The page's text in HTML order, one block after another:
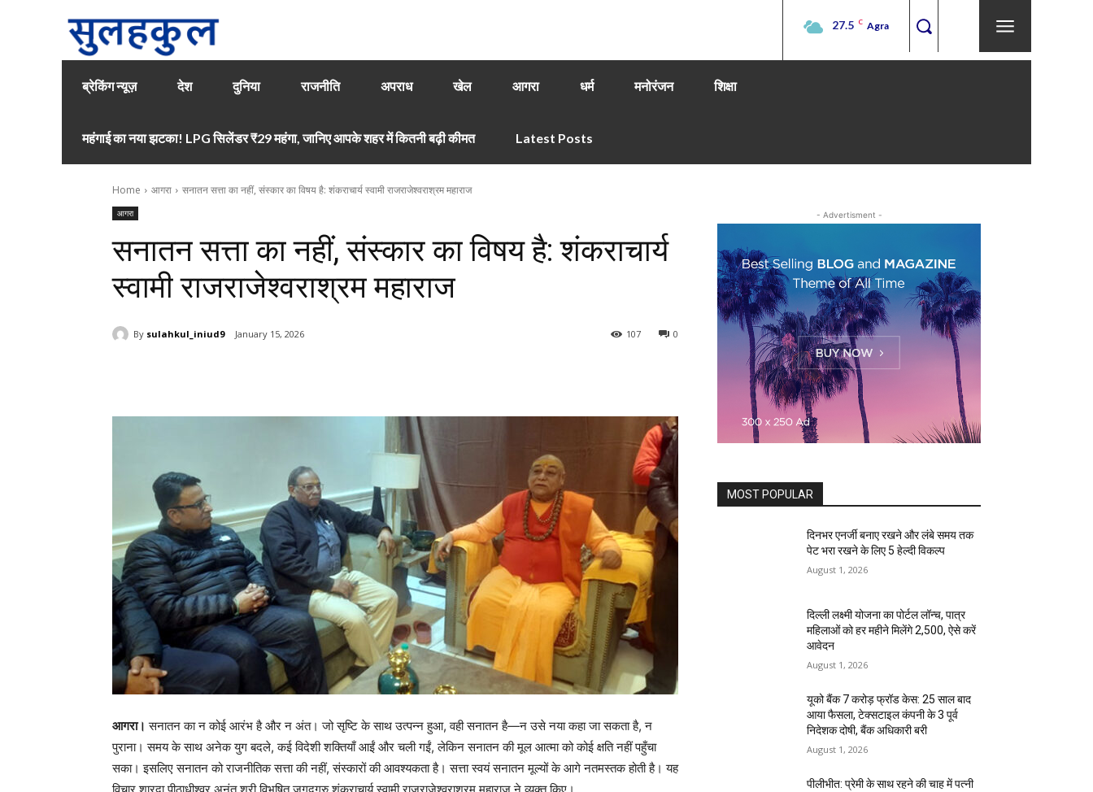
27.5 C Agra
ब्रेकिंग न्यूज़ देश दुनिया राजनीति अपराध खेल आगरा धर्म मनोरंजन शिक्षा
महंगाई का नया झटका! LPG सिलेंडर ₹29 महंगा, जानिए आपके शहर में कितनी बढ़ी कीमत Latest Posts
Home आगरा सनातन सत्ता का नहीं, संस्कार का विषय है: शंकराचार्य स्वामी राजराजेश्वराश्रम महाराज
आगरा
सनातन सत्ता का नहीं, संस्कार का विषय है: शंकराचार्य
स्वामी राजराजेश्वराश्रम महाराज
By sulahkul_iniud9 January 15, 2026 0
107
आगरा। सनातन का न कोई आरंभ है और न अंत। जो सृष्टि के साथ उत्पन्न हुआ, वही सनातन है—न उसे नया कहा जा सकता है, न
पुराना। समय के साथ अनेक युग बदले, कई विदेशी शक्तियाँ आईं और चली गईं, लेकिन सनातन की मूल आत्मा को कोई क्षति नहीं पहुँचा
सका। इसलिए सनातन को राजनीतिक सत्ता की नहीं, संस्कारों की आवश्यकता है। सत्ता स्वयं सनातन मूल्यों के आगे नतमस्तक होती है। यह
- Advertisment -
MOST POPULAR
दिनभर एनर्जी बनाए रखने और लंबे समय तक
पेट भरा रखने के लिए 5 हेल्दी विकल्प
August 1, 2026
दिल्ली लक्ष्मी योजना का पोर्टल लॉन्च, पात्र
महिलाओं को हर महीने मिलेंगे ₹2,500, ऐसे करें
आवेदन
August 1, 2026
यूको बैंक 7 करोड़ फ्रॉड केस: 25 साल बाद
आया फैसला, टेक्सटाइल कंपनी के 3 पूर्व
निदेशक दोषी, बैंक अधिकारी बरी
August 1, 2026
पीलीभीत: प्रेमी के साथ रहने की चाह में पत्नी